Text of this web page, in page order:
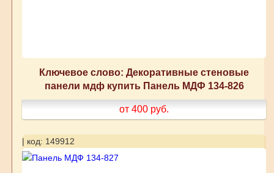
Ключевое слово: Декоративные стеновые
панели мдф купить Панель МДФ 134-826
от 400 руб.
| код: 149912